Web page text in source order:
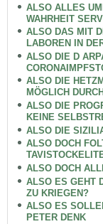
ALSO ALLES
WAHRHEIT
ALSO DAS MIT
LABOREN IN
ALSO DIE D
ALSO DIE
MÖGLICH
ALSO DIE
KEINE
ALSO DIE
ALSO DOCH
ALSO DOCH
ALSO ES GEHT
ZU KRIEGEN?
ALSO ES
PETER DENK